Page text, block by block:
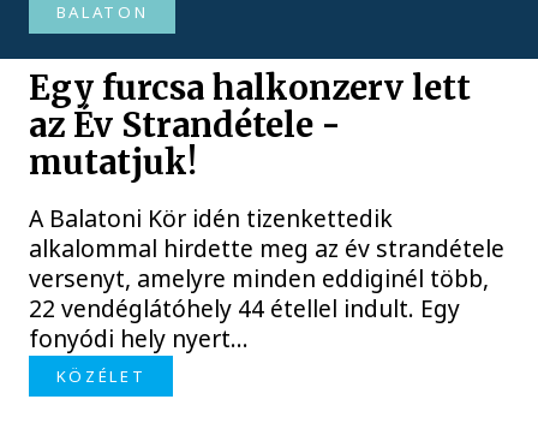
BALATON
Egy furcsa halkonzerv lett
az Év Strandétele -
mutatjuk!
A Balatoni Kör idén tizenkettedik
alkalommal hirdette meg az év strandétele
versenyt, amelyre minden eddiginél több,
22 vendéglátóhely 44 étellel indult. Egy
fonyódi hely nyert...
KÖZÉLET